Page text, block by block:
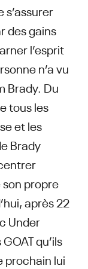
des gains
l’esprit
n’a vu
Brady. Du
tous les
et les
Brady
propre
après 22
Under
qu’ils
prochain lui